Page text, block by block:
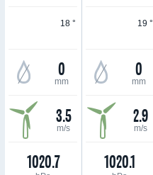
18 °
0
mm
3.5
m/s
1020.7
19 °
0
mm
2.9
m/s
1020.1